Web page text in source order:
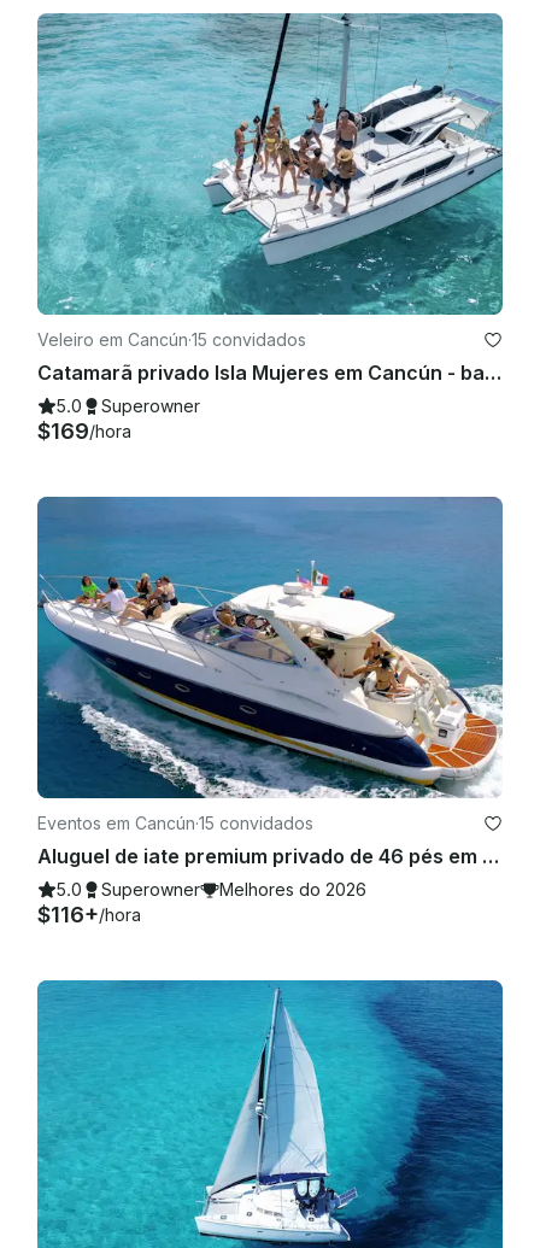
Veleiro em Cancún·15 convidados
Catamarã privado Isla Mujeres em Cancún - bar aberto, almoço com snorkel e diversão
5.0 Superowner
$169/hora
Eventos em Cancún·15 convidados
Aluguel de iate premium privado de 46 pés em Cancún
5.0 Superowner Melhores do 2026
$116+/hora